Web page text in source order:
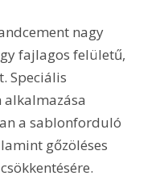
nagy
fajlagos felületű,
Speciális
a sablonforduló
gőzöléses